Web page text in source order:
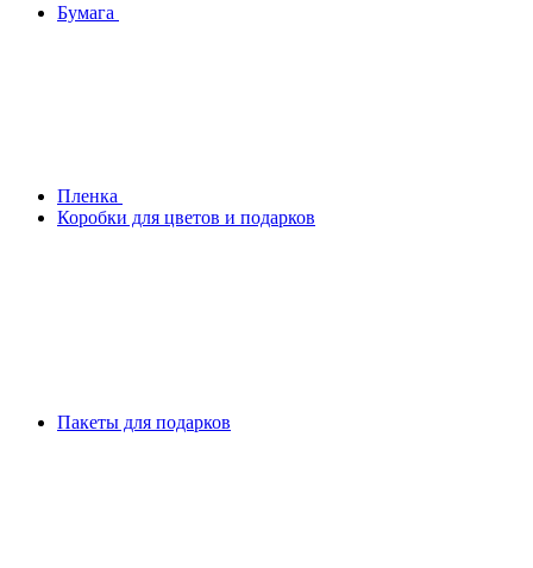
Бумага
Плeнка
Коробки для цветов и подарков
Пакеты для подарков